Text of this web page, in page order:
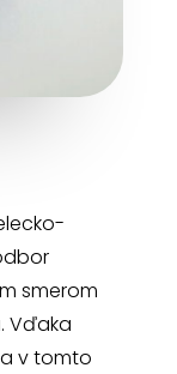
smerom
Vďaka
v tomto